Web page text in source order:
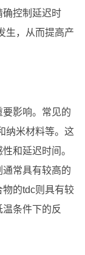
确控制延迟时
生，从而提高产
影响。常见的
纳米材料等。这
和延迟时间。
常具有较高的
的tdc则具有较
条件下的反